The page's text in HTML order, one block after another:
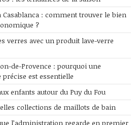
Casablanca : comment trouver le bien
?
verres avec un produit lave-verre
de-Provence : pourquoi une
est essentielle
enfants autour du Puy du Fou
collections de maillots de bain
l’administration regarde en premier